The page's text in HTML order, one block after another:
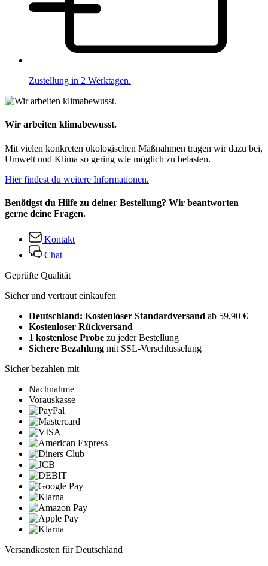
Zustellung in 2 Werktagen.
Wir arbeiten klimabewusst.
Mit vielen konkreten ökologischen Maßnahmen tragen wir dazu bei,
Umwelt und Klima so gering wie möglich zu belasten.
Hier findest du weitere Informationen.
Benötigst du Hilfe zu deiner Bestellung? Wir beantworten
gerne deine Fragen.
Kontakt
Chat
Geprüfte Qualität
Sicher und vertraut einkaufen
Deutschland: Kostenloser Standardversand ab 59,90 €
Kostenloser Rückversand
1 kostenlose Probe zu jeder Bestellung
Sichere Bezahlung mit SSL-Verschlüsselung
Sicher bezahlen mit
Nachnahme
Vorauskasse
Versandkosten für Deutschland